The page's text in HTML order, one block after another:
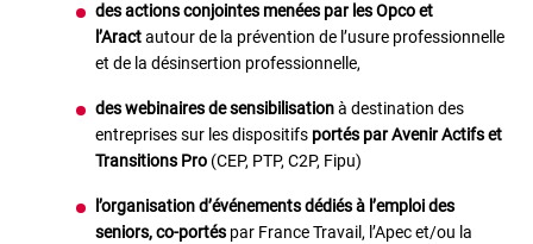
des actions conjointes menées par les Opco et
l’Aractautour de la prévention de l’usure professionnelle
et de la désinsertion professionnelle,
des webinaires de sensibilisationà destination des
entreprises sur les dispositifs portés par Avenir Actifs et
Transitions Pro (CEP, PTP, C2P, Fipu)
l’organisation d’événements dédiés à l’emploi des
seniors, co-portés par France Travail, l’Apec et/ou la